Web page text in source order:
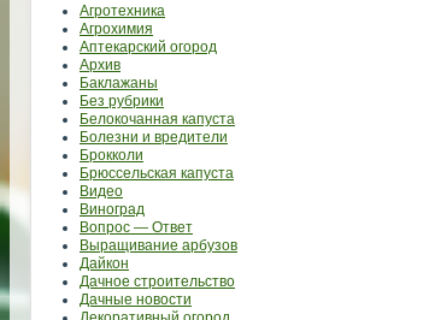
Агротехника
Агрохимия
Аптекарский огород
Архив
Баклажаны
Без рубрики
Белокочанная капуста
Болезни и вредители
Брокколи
Брюссельская капуста
Видео
Виноград
Вопрос — Ответ
Выращивание арбузов
Дайкон
Дачное строительство
Дачные новости